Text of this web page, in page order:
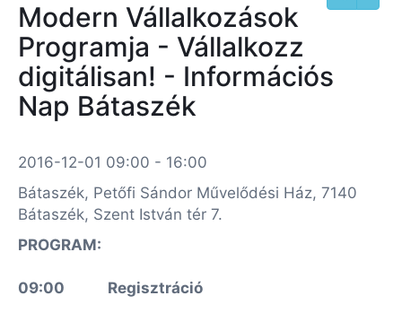
Modern Vállalkozások
Programja - Vállalkozz
digitálisan! - Információs
Nap Bátaszék
2016-12-01 09:00 - 16:00
Bátaszék, Petőfi Sándor Művelődési Ház, 7140
Bátaszék, Szent István tér 7.
PROGRAM:
09:00 Regisztráció